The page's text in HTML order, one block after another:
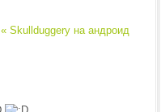
« Skullduggery на андроид